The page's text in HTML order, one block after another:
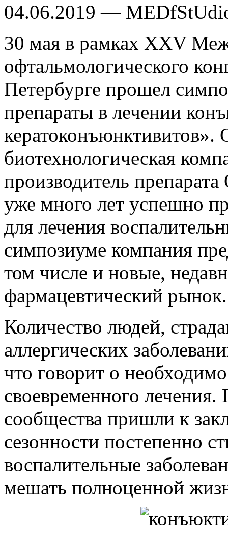
04.06.2019 —
30 мая в рамках XXV
офтальмологического
Петербурге прошел
препараты в лечении
кератоконъюнктивитов».
биотехнологическая
производитель
уже много лет успешно
для лечения
симпозиуме компания
том числе и новые,
фармацевтический рынок.
Количество людей,
аллергических
что говорит о
своевременного
сообщества пришли к
сезонности постепенно
воспалительные
мешать полноценной